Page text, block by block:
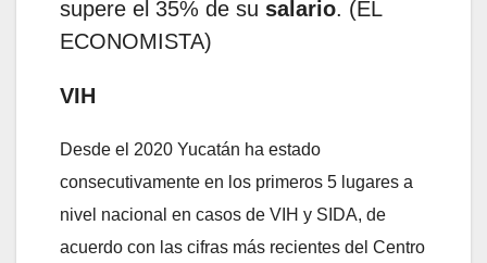
supere el 35% de su salario. (EL
ECONOMISTA)
VIH
Desde el 2020 Yucatán ha estado
consecutivamente en los primeros 5 lugares a
nivel nacional en casos de VIH y SIDA, de
acuerdo con las cifras más recientes del Centro